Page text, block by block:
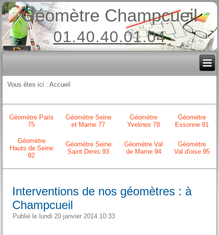
Géomètre Champcueil
01.40.40.01.04
Vous êtes ici :Accueil
Géomètre Paris
75
Géomètre Seine
et Marne 77
Géomètre
Yvelines 78
Géomètre
Essonne 91
Géomètre
Hauts de Seine
92
Géomètre Seine
Saint Denis 93
Géomètre Val
de Marne 94
Géomètre
Val d'oise 95
Interventions de nos géomètres : à
Champcueil
Publié le lundi 20 janvier 2014 10:33